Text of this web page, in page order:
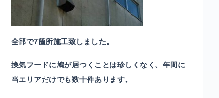
全部で7箇所施工致しました。
換気フードに鳩が居つくことは珍しくなく、年間に
当エリアだけでも数十件あります。